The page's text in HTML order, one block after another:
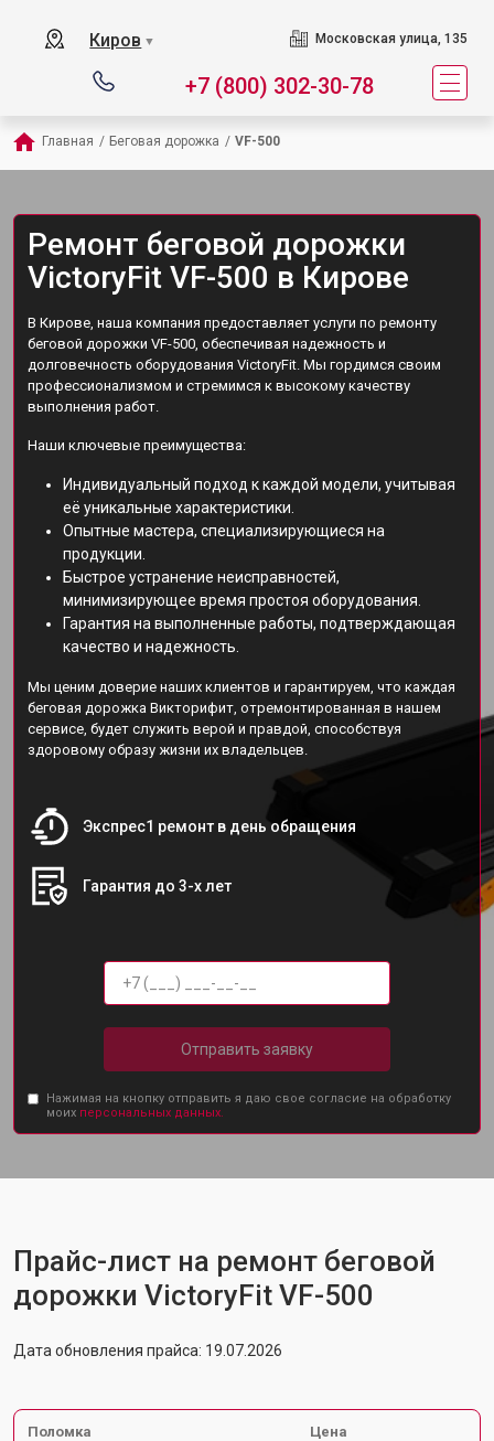
Киров ▼ Московская улица, 135
+7 (800) 302-30-78
Главная / Беговая дорожка / VF-500
Ремонт беговой дорожки
VictoryFit VF-500 в Кирове
В Кирове, наша компания предоставляет услуги по ремонту
беговой дорожки VF-500, обеспечивая надежность и
долговечность оборудования VictoryFit. Мы гордимся своим
профессионализмом и стремимся к высокому качеству
выполнения работ.
Наши ключевые преимущества:
Индивидуальный подход к каждой модели, учитывая
её уникальные характеристики.
Опытные мастера, специализирующиеся на
продукции.
Быстрое устранение неисправностей,
минимизирующее время простоя оборудования.
Гарантия на выполненные работы, подтверждающая
качество и надежность.
Мы ценим доверие наших клиентов и гарантируем, что каждая
беговая дорожка Викторифит, отремонтированная в нашем
сервисе, будет служить верой и правдой, способствуя
здоровому образу жизни их владельцев.
Экспрес1 ремонт в день обращения
Гарантия до 3-х лет
Отправить заявку
Нажимая на кнопку отправить я даю свое согласие на обработку
моих персональных данных.
Прайс-лист на ремонт беговой
дорожки VictoryFit VF-500
Дата обновления прайса: 19.07.2026
Поломка Цена